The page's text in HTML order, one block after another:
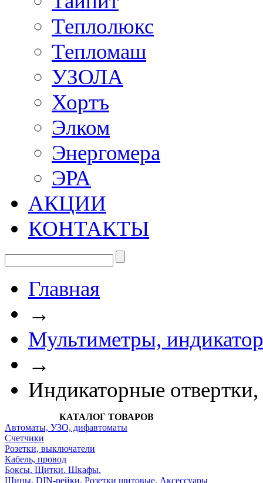
Теплолюкс
Тепломаш
УЗОЛА
Хортъ
Элком
Энергомера
ЭРА
АКЦИИ
КОНТАКТЫ
Главная
→
Мультиметры,
→
Индикаторные
КАТАЛОГ ТОВАРОВ
Автоматы, УЗО, дифавтоматы
Счетчики
Розетки, выключатели
Кабель, провод
Боксы. Щитки. Шкафы.
Шины. DIN-рейки. Розетки щитовые. Аксессуары